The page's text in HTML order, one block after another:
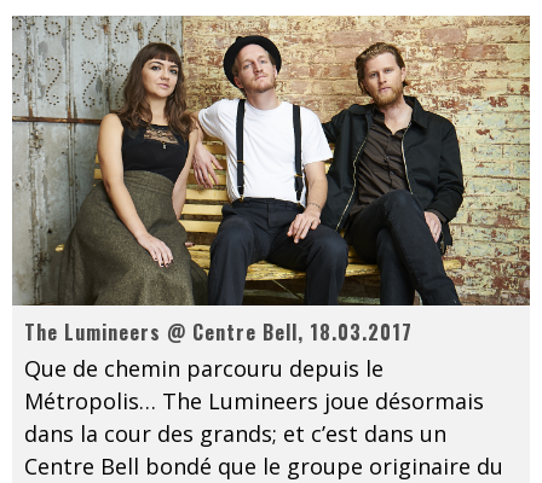
The Lumineers @ Centre Bell, 18.03.2017
Que de chemin parcouru depuis le
Métropolis… The Lumineers joue désormais
dans la cour des grands; et c’est dans un
Centre Bell bondé que le groupe originaire du